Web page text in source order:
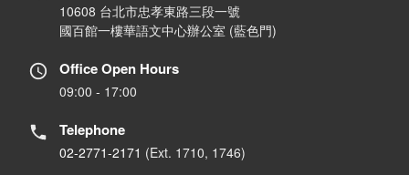
10608 台北市忠孝東路三段一號
國百館一樓華語文中心辦公室 (藍色門)
Office Open Hours
09:00 - 17:00
Telephone
02-2771-2171 (Ext. 1710, 1746)